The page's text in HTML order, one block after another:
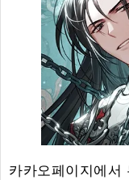
카카오페이지에서